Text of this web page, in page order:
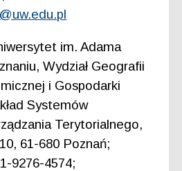
im. Adama
Wydział Geografii
i Gospodarki
Systemów
Terytorialnego,
61-680 Poznań;
9276-4574;